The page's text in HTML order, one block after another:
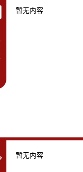
暂无内容
暂无内容